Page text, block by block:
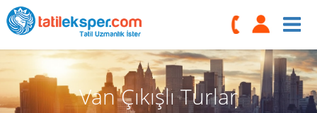
Van Çıkışlı Turlar